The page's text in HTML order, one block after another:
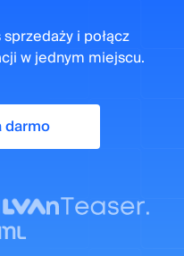
i połącz
w jednym miejscu.
darmo